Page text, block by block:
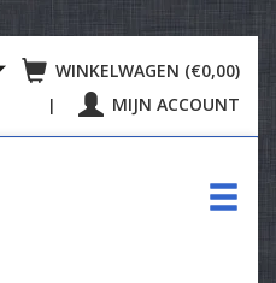
WINKELWAGEN (€0,00)
| MIJN ACCOUNT